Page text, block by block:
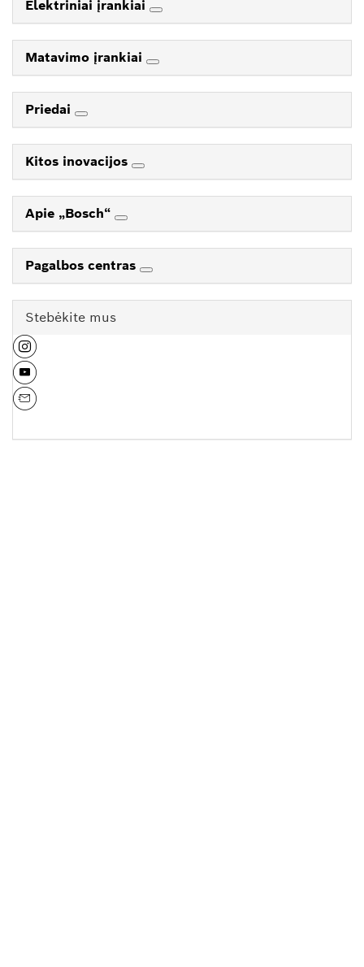
Elektriniai įrankiai
Matavimo įrankiai
Priedai
Kitos inovacijos
Apie „Bosch“
Pagalbos centras
Stebėkite mus